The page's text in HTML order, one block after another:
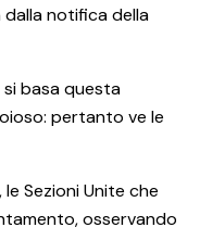
dalla notifica della
basa questa
pertanto ve le
Sezioni Unite che
osservando